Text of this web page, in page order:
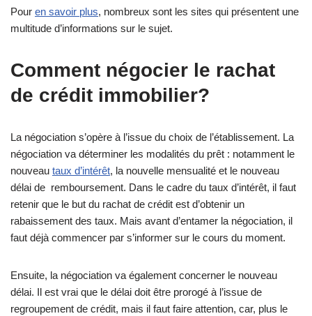
Pour en savoir plus, nombreux sont les sites qui présentent une
multitude d’informations sur le sujet.
Comment négocier le rachat
de crédit immobilier?
La négociation s’opère à l’issue du choix de l’établissement. La
négociation va déterminer les modalités du prêt : notamment le
nouveau taux d’intérêt, la nouvelle mensualité et le nouveau
délai de remboursement. Dans le cadre du taux d’intérêt, il faut
retenir que le but du rachat de crédit est d’obtenir un
rabaissement des taux. Mais avant d’entamer la négociation, il
faut déjà commencer par s’informer sur le cours du moment.
Ensuite, la négociation va également concerner le nouveau
délai. Il est vrai que le délai doit être prorogé à l’issue de
regroupement de crédit, mais il faut faire attention, car, plus le